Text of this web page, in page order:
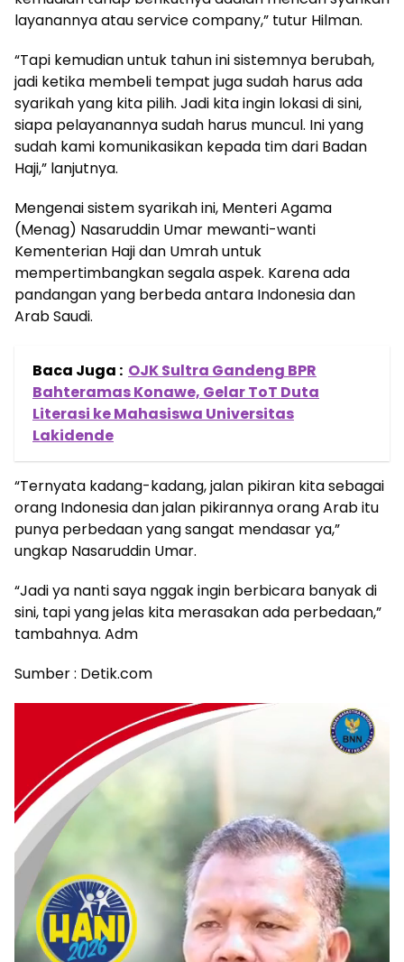
layanannya atau service company,” tutur Hilman.
“Tapi kemudian untuk tahun ini sistemnya berubah,
jadi ketika membeli tempat juga sudah harus ada
syarikah yang kita pilih. Jadi kita ingin lokasi di sini,
siapa pelayanannya sudah harus muncul. Ini yang
sudah kami komunikasikan kepada tim dari Badan
Haji,” lanjutnya.
Mengenai sistem syarikah ini, Menteri Agama
(Menag) Nasaruddin Umar mewanti-wanti
Kementerian Haji dan Umrah untuk
mempertimbangkan segala aspek. Karena ada
pandangan yang berbeda antara Indonesia dan
Arab Saudi.
Baca Juga : OJK Sultra Gandeng BPR
Bahteramas Konawe, Gelar ToT Duta
Literasi ke Mahasiswa Universitas
Lakidende
“Ternyata kadang-kadang, jalan pikiran kita sebagai
orang Indonesia dan jalan pikirannya orang Arab itu
punya perbedaan yang sangat mendasar ya,”
ungkap Nasaruddin Umar.
“Jadi ya nanti saya nggak ingin berbicara banyak di
sini, tapi yang jelas kita merasakan ada perbedaan,”
tambahnya. Adm
Sumber : Detik.com